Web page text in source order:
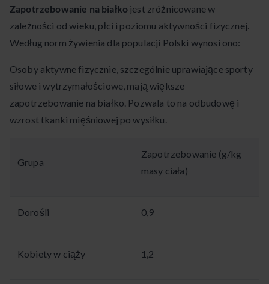
Zapotrzebowanie na białko jest zróżnicowane w
zależności od wieku, płci i poziomu aktywności fizycznej.
Według norm żywienia dla populacji Polski wynosi ono:
Osoby aktywne fizycznie, szczególnie uprawiające sporty
siłowe i wytrzymałościowe, mają większe
zapotrzebowanie na białko. Pozwala to na odbudowę i
wzrost tkanki mięśniowej po wysiłku.
Grupa
Zapotrzebowanie (g/kg
masy ciała)
Dorośli 0,9
Kobiety w ciąży 1,2